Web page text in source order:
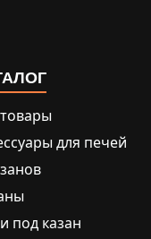
для печей
под казан